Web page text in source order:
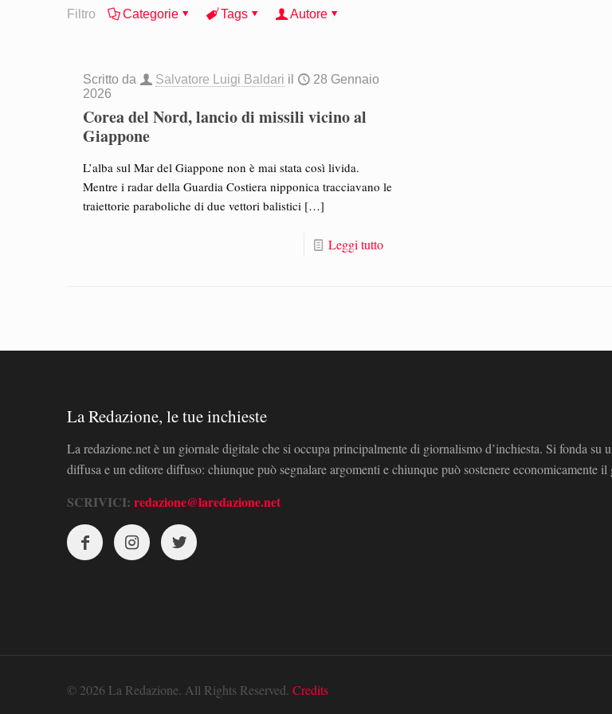
Filtro Categorie Tags Autore
Scritto da Salvatore Luigi Baldari il
28 Gennaio
2026
Corea del Nord, lancio di missili vicino al
Giappone
L’alba sul Mar del Giappone non è mai stata così livida.
Mentre i radar della Guardia Costiera nipponica tracciavano le
traiettorie paraboliche di due vettori balistici […]
Leggi tutto
La Redazione, le tue inchieste
La redazione.net è un giornale digitale che si occupa principalmente di giornalismo d’inchiesta. Si fonda su
diffusa e un editore diffuso: chiunque può segnalare argomenti e chiunque può sostenere economicamente il
SCRIVICI: redazione@laredazione.net
© 2026 La Redazione. All Rights Reserved. Credits